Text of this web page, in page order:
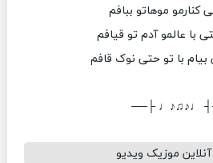
کنارمو موهاتو ببافم
با عالمو آدم تو قیافم
با تو حتی نوک قافم
──┤ ♩♪♫♪♩
موزیک ویدیو